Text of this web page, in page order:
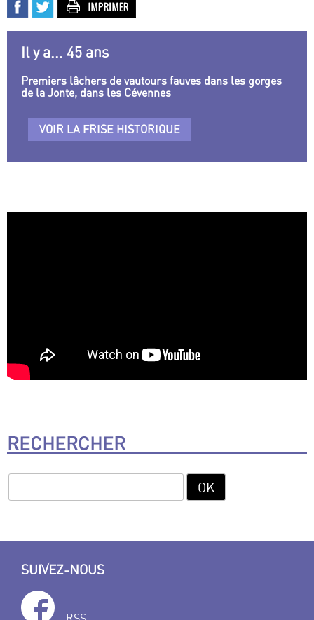
Il y a... 45 ans
Premiers lâchers de vautours fauves dans les gorges
de la Jonte, dans les Cévennes
VOIR LA FRISE HISTORIQUE
RECHERCHER
SUIVEZ-NOUS